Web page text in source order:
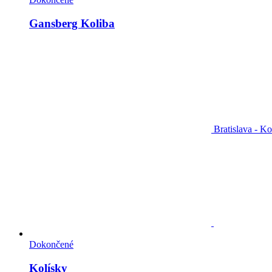
Gansberg Koliba
Bratislava -
Dokončené
Kolísky